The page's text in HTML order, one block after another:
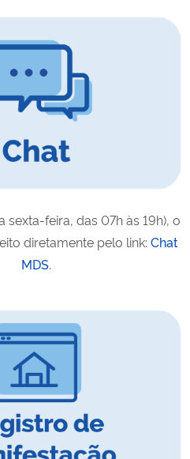
sexta-feira, das 07h às 19h), o
diretamente pelo link: Chat
MDS.